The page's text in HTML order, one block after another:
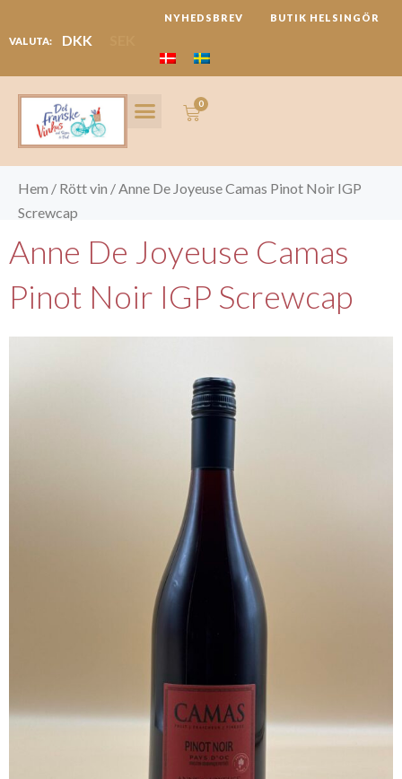
till
NYHEDSBREV
BUTIK HELSINGÖR
VALUTA:
DKK
0
Varukorg
Hem / Rött vin / Anne De Joyeuse Camas Pinot Noir IGP
Screwcap
Anne De Joyeuse Camas
Pinot Noir IGP Screwcap